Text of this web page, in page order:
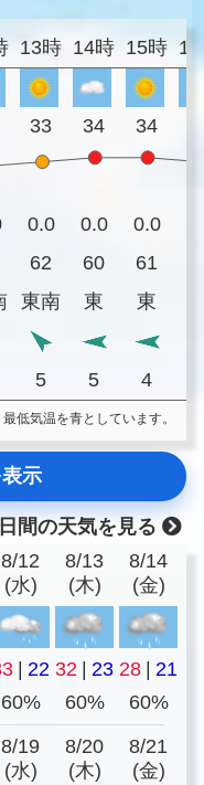
13時 14時 15時
33 34 34
0.0 0.0 0.0
62 60 61
東南 東 東
5 5 4
低気温を青としています。
示
間の天気を見る
8/12
(水)
8/13
(木)
8/14
(金)
| 22 32 | 23 28 | 21
60% 60% 60%
8/19
(水)
8/20
(木)
8/21
(金)